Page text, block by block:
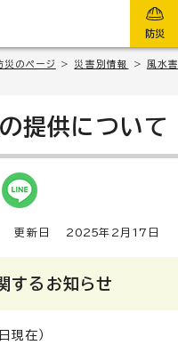
防災
災のページ > 災害別情報 > 風水害
提供について
更新日 2025年2月 17 日
するお知らせ
現在）